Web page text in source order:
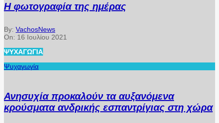
Η φωτογραφία της ημέρας
By: VachosNews
On: 16 Ιουλίου 2021
ΨΥΧΑΓΩΓΊΑ
Ψυχαγωγία
Ανησυχία προκαλούν τα αυξανόμενα
κρούσματα ανδρικής εσπαντρίγιας στη χώρα